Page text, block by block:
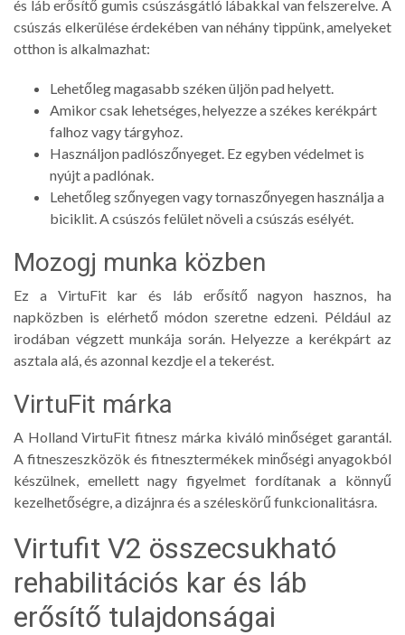
és láb erősítő gumis csúszásgátló lábakkal van felszerelve. A
csúszás elkerülése érdekében van néhány tippünk, amelyeket
otthon is alkalmazhat:
Lehetőleg magasabb széken üljön pad helyett.
Amikor csak lehetséges, helyezze a székes kerékpárt
falhoz vagy tárgyhoz.
Használjon padlószőnyeget. Ez egyben védelmet is
nyújt a padlónak.
Lehetőleg szőnyegen vagy tornaszőnyegen használja a
biciklit. A csúszós felület növeli a csúszás esélyét.
Mozogj munka közben
Ez a VirtuFit kar és láb erősítő nagyon hasznos, ha
napközben is elérhető módon szeretne edzeni. Például az
irodában végzett munkája során. Helyezze a kerékpárt az
asztala alá, és azonnal kezdje el a tekerést.
VirtuFit márka
A Holland VirtuFit fitnesz márka kiváló minőséget garantál.
A fitneszeszközök és fitnesztermékek minőségi anyagokból
készülnek, emellett nagy figyelmet fordítanak a könnyű
kezelhetőségre, a dizájnra és a széleskörű funkcionalitásra.
Virtufit V2 összecsukható
rehabilitációs kar és láb
erősítő tulajdonságai